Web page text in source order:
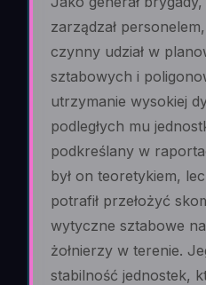
zarządzał
czynny udział w
sztabowych i
utrzymanie wysokiej
podległych mu
podkreślany w
był on teoretykiem,
potrafił przełożyć
wytyczne sztabowe
żołnierzy w terenie.
stabilność jednostek,